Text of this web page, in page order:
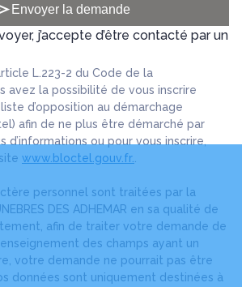
Envoyer la demande
j’accepte d’être contacté par un
L.223-2 du Code de la
avez la possibilité de vous inscrire
d’opposition au démarchage
afin de ne plus être démarché par
d’informations ou pour vous inscrire,
www.bloctel.gouv.fr.
personnel sont traitées par la
DES ADHEMAR en sa qualité de
afin de traiter votre demande de
des champs ayant un
votre demande ne pourrait pas être
données sont uniquement destinées à